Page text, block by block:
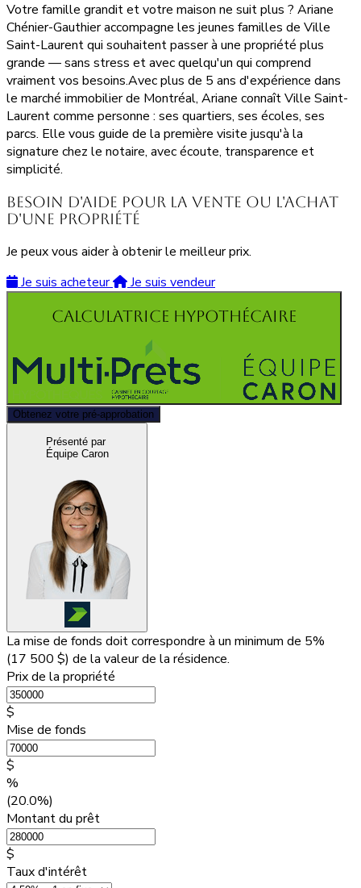
Votre famille grandit et votre maison ne suit plus ? Ariane
Chénier-Gauthier accompagne les jeunes familles de Ville
Saint-Laurent qui souhaitent passer à une propriété plus
grande — sans stress et avec quelqu'un qui comprend
vraiment vos besoins.Avec plus de 5 ans d'expérience dans
le marché immobilier de Montréal, Ariane connaît Ville Saint-
Laurent comme personne : ses quartiers, ses écoles, ses
parcs. Elle vous guide de la première visite jusqu'à la
signature chez le notaire, avec écoute, transparence et
simplicité.
Besoin d'aide pour la vente ou l'achat
d'une propriété
Je peux vous aider à obtenir le meilleur prix.
Je suis acheteur
Je suis vendeur
Calculatrice hypothécaire
Obtenez votre pré-approbation
Présenté par
Équipe Caron
La mise de fonds doit correspondre à un minimum de 5%
(17 500 $) de la valeur de la résidence.
Prix de la propriété
$
Mise de fonds
$
%
(20.0%)
Montant du prêt
$
Taux d'intérêt